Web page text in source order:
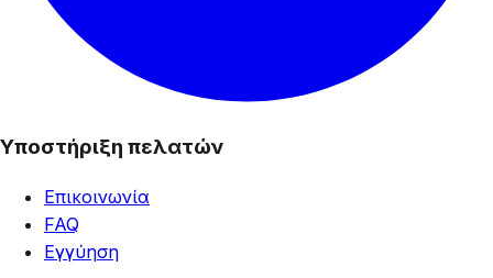
Υποστήριξη πελατών
Επικοινωνία
FAQ
Εγγύηση